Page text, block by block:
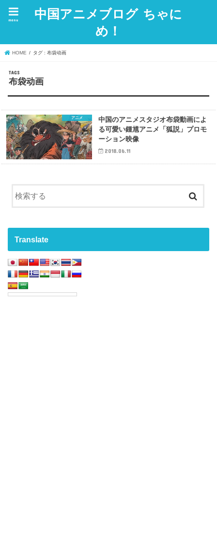
中国アニメブログ ちゃに
め！
menu
HOME タグ : 布袋动画
布袋动画
アニメ
中国のアニメスタジオ布袋動画によ
る可愛い鍾馗アニメ「狐説」プロモ
ーション映像
2018.06.11
Translate